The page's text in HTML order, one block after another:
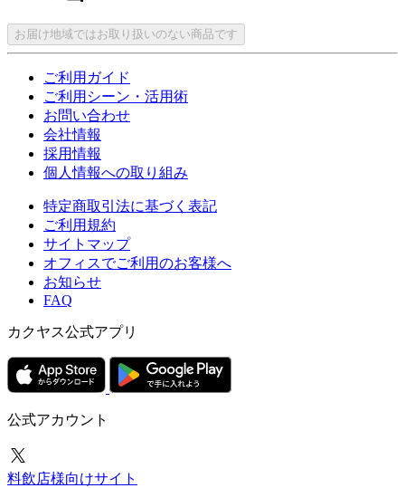
お届け地域ではお取り扱いのない商品です
ご利用ガイド
ご利用シーン・活用術
お問い合わせ
会社情報
採用情報
個人情報への取り組み
特定商取引法に基づく表記
ご利用規約
サイトマップ
オフィスでご利用のお客様へ
お知らせ
FAQ
カクヤス公式アプリ
公式アカウント
料飲店様向けサイト